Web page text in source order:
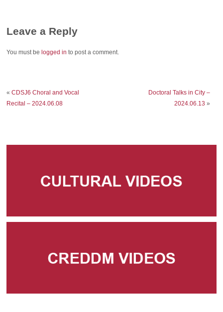
Leave a Reply
You must belogged in to post a comment.
«CDSJ6 Choral and Vocal
Recital – 2024.06.08
Doctoral Talks in City –
2024.06.13 »